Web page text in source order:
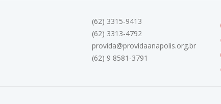
(62) 3315-9413
(62) 3313-4792
provida@providaanapolis.org.br
(62) 9 8581-3791